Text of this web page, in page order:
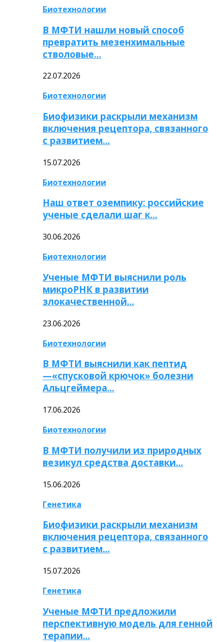
Биотехнологии
В МФТИ нашли новый способ
превратить мезенхимальные
стволовые…
22.07.2026
Биотехнологии
Биофизики раскрыли механизм
включения рецептора, связанного
с развитием…
15.07.2026
Биотехнологии
Наш ответ оземпику: российские
ученые сделали шаг к…
30.06.2026
Биотехнологии
Ученые МФТИ выяснили роль
микроРНК в развитии
злокачественной…
23.06.2026
Биотехнологии
В МФТИ выяснили как пептид
—«спусковой крючок» болезни
Альцгеймера…
17.06.2026
Биотехнологии
В МФТИ получили из природных
везикул средства доставки…
15.06.2026
Генетика
Биофизики раскрыли механизм
включения рецептора, связанного
с развитием…
15.07.2026
Генетика
Ученые МФТИ предложили
перспективную модель для генной
терапии…